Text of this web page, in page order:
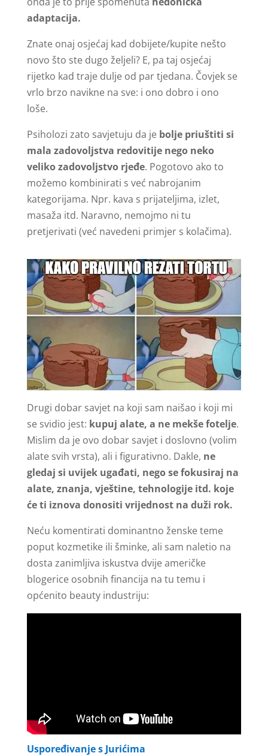
adaptacija.
Znate onaj osjećaj kad dobijete/kupite nešto
novo što ste dugo željeli? E, pa taj osjećaj
rijetko kad traje dulje od par tjedana. Čovjek se
vrlo brzo navikne na sve: i ono dobro i ono
loše.
Psiholozi zato savjetuju da je bolje priuštiti si
mala zadovoljstva redovitije nego neko
veliko zadovoljstvo rjeđe. Pogotovo ako to
možemo kombinirati s već nabrojanim
kategorijama. Npr. kava s prijateljima, izlet,
masaža itd. Naravno, nemojmo ni tu
pretjerivati (već navedeni primjer s kolačima).
Drugi dobar savjet na koji sam naišao i koji mi
se svidio jest: kupuj alate, a ne mekše fotelje.
Mislim da je ovo dobar savjet i doslovno (volim
alate svih vrsta), ali i figurativno. Dakle, ne
gledaj si uvijek ugađati, nego se fokusiraj na
alate, znanja, vještine, tehnologije itd. koje
će ti iznova donositi vrijednost na duži rok.
Neću komentirati dominantno ženske teme
poput kozmetike ili šminke, ali sam naletio na
dosta zanimljiva iskustva dvije američke
blogerice osobnih financija na tu temu i
općenito beauty industriju:
Uspoređivanje s Jurićima